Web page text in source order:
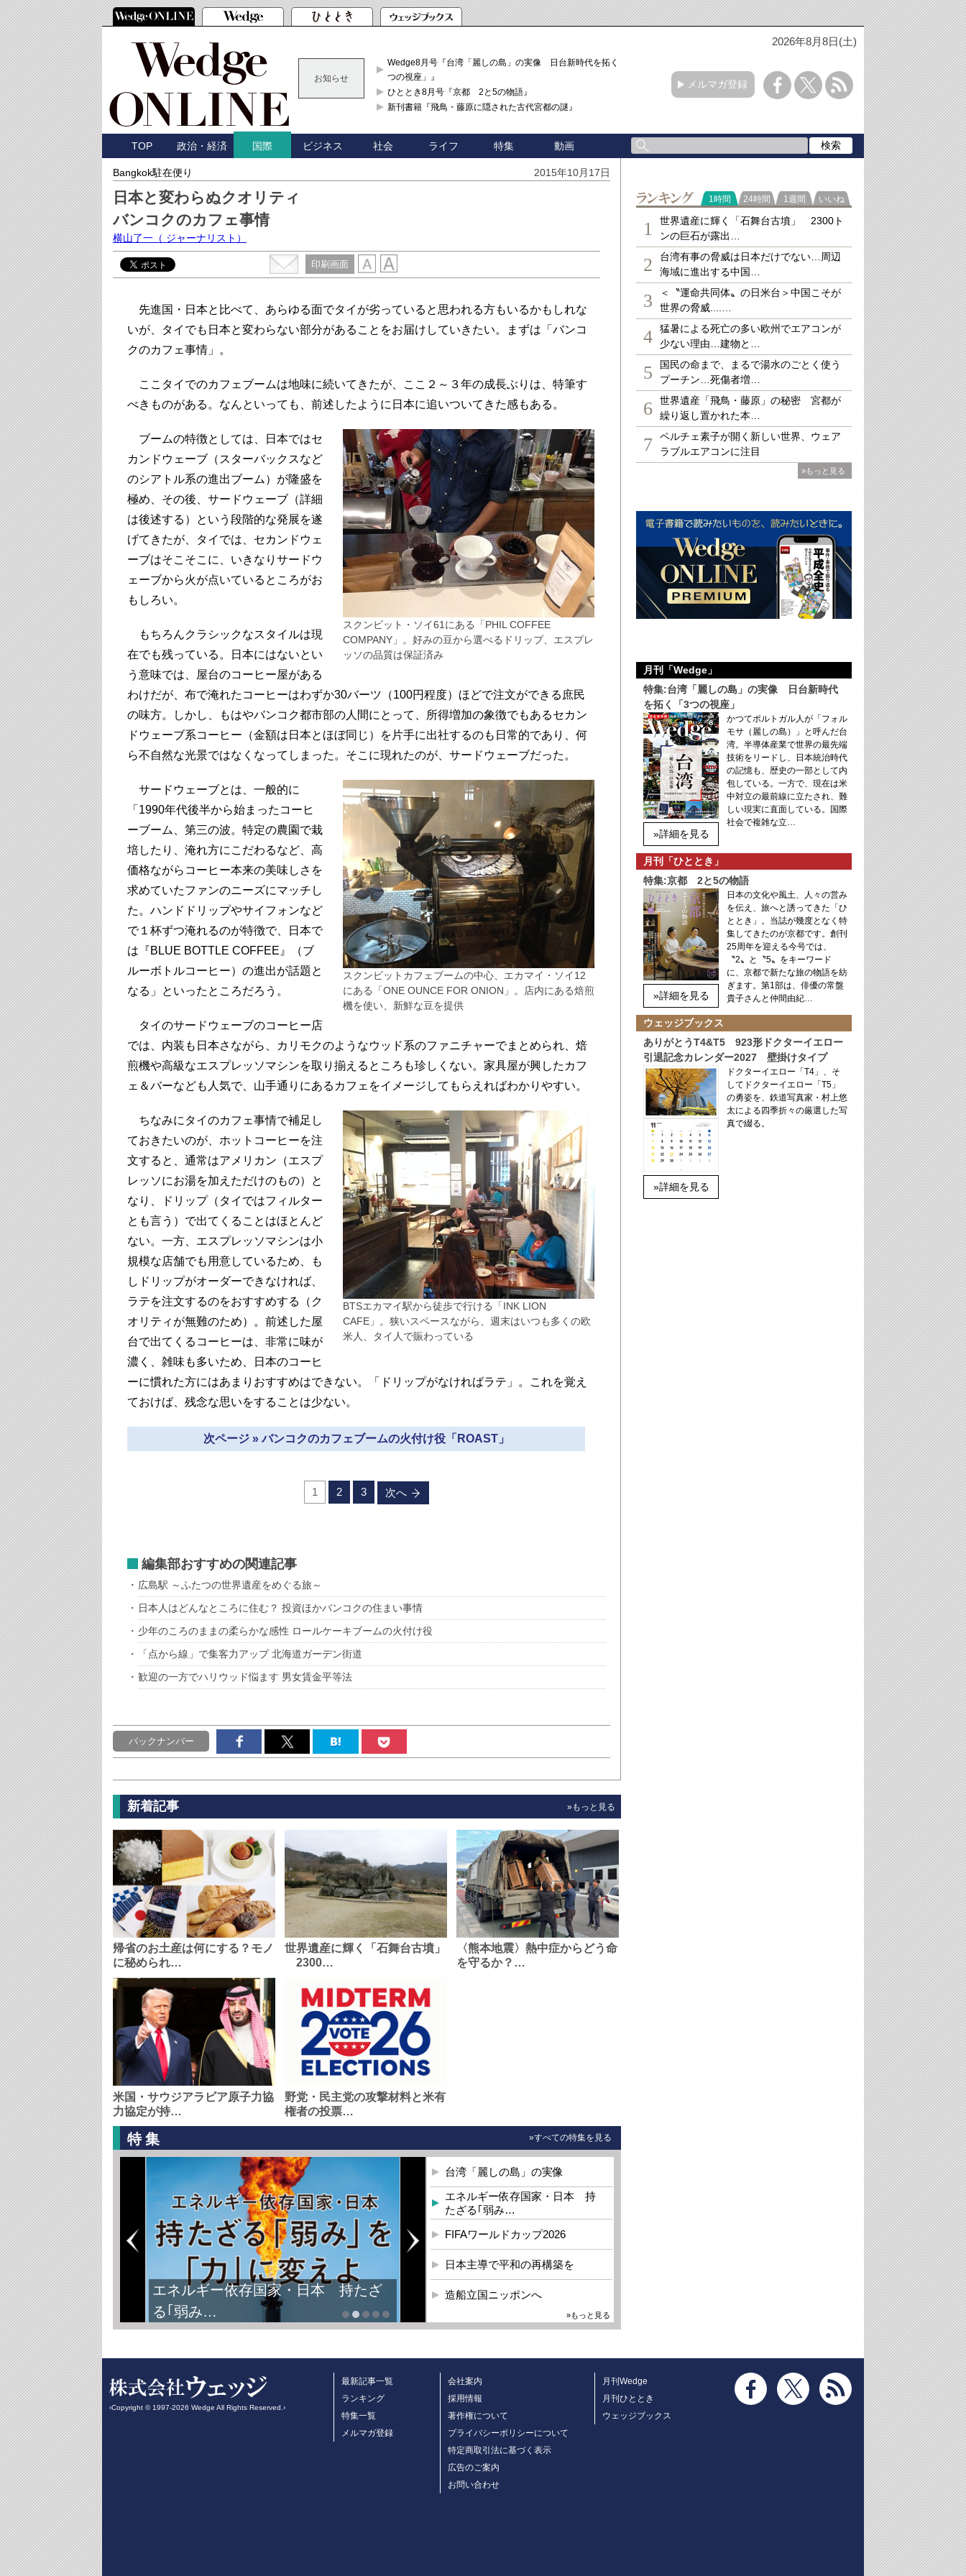
2026年8月8日(土)
お知らせ
Wedge8月号『台湾「麗しの島」の実像 日台新時代を拓く「3
つの視座」』
ひととき8月号『京都 2と5の物語』
新刊書籍『飛鳥・藤原に隠された古代宮都の謎』
メルマガ登録
TOP 政治・経済 国際 ビジネス 社会 ライフ 特集 動画
Bangkok駐在便り 2015年10月17日
日本と変わらぬクオリティ
バンコクのカフェ事情
横山了一 （ ジャーナリスト）
印刷画面
先進国・日本と比べて、あらゆる面でタイが劣っていると思われる方もいるかもしれな
いが、タイでも日本と変わらない部分があることをお届けしていきたい。まずは「バンコ
クのカフェ事情」。
ここタイでのカフェブームは地味に続いてきたが、ここ２～３年の成長ぶりは、特筆す
べきものがある。なんといっても、前述したように日本に追いついてきた感もある。
スクンビット・ソイ61にある「PHIL COFFEE
COMPANY」。好みの豆から選べるドリップ、エスプレ
ッソの品質は保証済み
ブームの特徴としては、日本ではセ
カンドウェーブ（スターバックスなど
のシアトル系の進出ブーム）が隆盛を
極め、その後、サードウェーブ（詳細
は後述する）という段階的な発展を遂
げてきたが、タイでは、セカンドウェ
ーブはそこそこに、いきなりサードウ
ェーブから火が点いているところがお
もしろい。
もちろんクラシックなスタイルは現
在でも残っている。日本にはないとい
う意味では、屋台のコーヒー屋がある
わけだが、布で淹れたコーヒーはわずか30バーツ（100円程度）ほどで注文ができる庶民
の味方。しかし、もはやバンコク都市部の人間にとって、所得増加の象徴でもあるセカン
ドウェーブ系コーヒー（金額は日本とほぼ同じ）を片手に出社するのも日常的であり、何
ら不自然な光景ではなくなってしまった。そこに現れたのが、サードウェーブだった。
スクンビットカフェブームの中心、エカマイ・ソイ12
にある「ONE OUNCE FOR ONION」。店内にある焙煎
機を使い、新鮮な豆を提供
サードウェーブとは、一般的に
「1990年代後半から始まったコーヒ
ーブーム、第三の波。特定の農園で栽
培したり、淹れ方にこだわるなど、高
価格ながらコーヒー本来の美味しさを
求めていたファンのニーズにマッチし
た。ハンドドリップやサイフォンなど
で１杯ずつ淹れるのが特徴で、日本で
は『BLUE BOTTLE COFFEE』（ブ
ルーボトルコーヒー）の進出が話題と
なる」といったところだろう。
タイのサードウェーブのコーヒー店
では、内装も日本さながら、カリモクのようなウッド系のファニチャーでまとめられ、焙
煎機や高級なエスプレッソマシンを取り揃えるところも珍しくない。家具屋が興したカフ
ェ＆バーなども人気で、山手通りにあるカフェをイメージしてもらえればわかりやすい。
BTSエカマイ駅から徒歩で行ける「INK LION
CAFE」。狭いスペースながら、週末はいつも多くの欧
米人、タイ人で賑わっている
ちなみにタイのカフェ事情で補足し
ておきたいのが、ホットコーヒーを注
文すると、通常はアメリカン（エスプ
レッソにお湯を加えただけのもの）と
なり、ドリップ（タイではフィルター
とも言う）で出てくることはほとんど
ない。一方、エスプレッソマシンは小
規模な店舗でも用意しているため、も
しドリップがオーダーできなければ、
ラテを注文するのをおすすめする（ク
オリティが無難のため）。前述した屋
台で出てくるコーヒーは、非常に味が
濃く、雑味も多いため、日本のコーヒ
ーに慣れた方にはあまりおすすめはできない。「ドリップがなければラテ」。これを覚え
ておけば、残念な思いをすることは少ない。
次ページ » バンコクのカフェブームの火付け役「ROAST」
1 2 3 次へ
編集部おすすめの関連記事
広島駅 ～ふたつの世界遺産をめぐる旅～
日本人はどんなところに住む？ 投資ほかバンコクの住まい事情
少年のころのままの柔らかな感性 ロールケーキブームの火付け役
「点から線」で集客力アップ 北海道ガーデン街道
歓迎の一方でハリウッド悩ます 男女賃金平等法
バックナンバー
新着記事 »もっと見る
帰省のお土産は何にする？モノ
に秘められ…
世界遺産に輝く「石舞台古墳」
2300…
〈熊本地震〉熱中症からどう命
を守るか？…
米国・サウジアラビア原子力協
力協定が持…
野党・民主党の攻撃材料と米有
権者の投票…
特集 »すべての特集を見る
エネルギー依存国家・日本 持たざ
る｢弱み…
台湾「麗しの島」の実像
エネルギー依存国家・日本 持
たざる｢弱み…
FIFAワールドカップ2026
日本主導で平和の再構築を
造船立国ニッポンへ
»もっと見る
ランキング
1時間 24時間 1週間 いいね
1
世界遺産に輝く「石舞台古墳」 2300ト
ンの巨石が露出…
2
台湾有事の脅威は日本だけでない…周辺
海域に進出する中国…
3
＜〝運命共同体〟の日米台＞中国こそが
世界の脅威....…
4
猛暑による死亡の多い欧州でエアコンが
少ない理由…建物と…
5
国民の命まで、まるで湯水のごとく使う
プーチン…死傷者増…
6
世界遺産「飛鳥・藤原」の秘密 宮都が
繰り返し置かれた本…
7
ペルチェ素子が開く新しい世界、ウェア
ラブルエアコンに注目
»もっと見る
月刊「Wedge」
特集:台湾「麗しの島」の実像 日台新時代
を拓く「3つの視座」
»詳細を見る
かつてポルトガル人が「フォル
モサ（麗しの島）」と呼んだ台
湾。半導体産業で世界の最先端
技術をリードし、日本統治時代
の記憶も、歴史の一部として内
包している。一方で、現在は米
中対立の最前線に立たされ、難
しい現実に直面している。国際
社会で複雑な立…
月刊「ひととき」
特集:京都 2と5の物語
»詳細を見る
日本の文化や風土、人々の営み
を伝え、旅へと誘ってきた「ひ
ととき」。当誌が幾度となく特
集してきたのが京都です。創刊
25周年を迎える今号では、
〝2〟と〝5〟をキーワード
に、京都で新たな旅の物語を紡
ぎます。第1部は、俳優の常盤
貴子さんと仲間由紀…
ウェッジブックス
ありがとうT4&T5 923形ドクターイエロー
引退記念カレンダー2027 壁掛けタイプ
»詳細を見る
ドクターイエロー「T4」、そ
してドクターイエロー「T5」
の勇姿を、鉄道写真家・村上悠
太による四季折々の厳選した写
真で綴る。
‹Copyright © 1997-2026 Wedge All Rights Reserved.›
最新記事一覧
ランキング
特集一覧
メルマガ登録
会社案内
採用情報
著作権について
プライバシーポリシーについて
特定商取引法に基づく表示
広告のご案内
お問い合わせ
月刊Wedge
月刊ひととき
ウェッジブックス